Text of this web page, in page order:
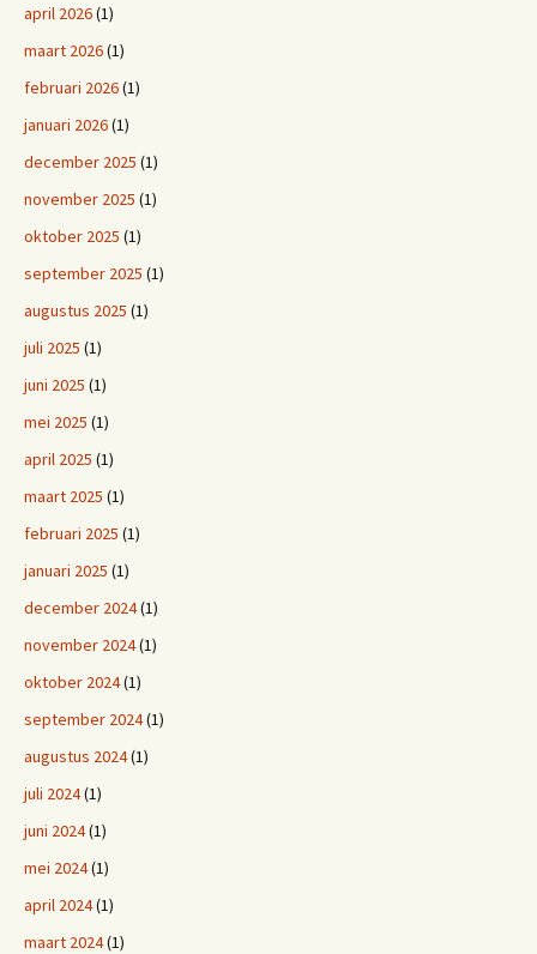
april 2026(1)
maart 2026(1)
februari 2026(1)
januari 2026(1)
december 2025 (1)
november 2025 (1)
oktober 2025 (1)
september 2025 (1)
augustus 2025 (1)
juli 2025 (1)
juni 2025 (1)
mei 2025 (1)
april 2025 (1)
maart 2025 (1)
februari 2025 (1)
januari 2025 (1)
december 2024(1)
november 2024(1)
oktober 2024(1)
september 2024(1)
augustus 2024(1)
juli 2024(1)
juni 2024(1)
mei 2024(1)
april 2024(1)
maart 2024(1)